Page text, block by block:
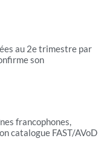
au 2e trimestre par
son
francophones,
catalogue FAST/AVoD